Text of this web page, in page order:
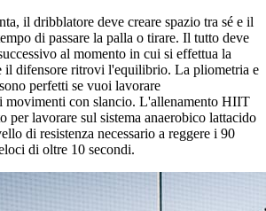
il dribblatore deve creare spazio tra sé e il
di passare la palla o tirare. Il tutto deve
al momento in cui si effettua la
il difensore ritrovi l'equilibrio. La pliometria e
perfetti se vuoi lavorare
movimenti con slancio. L'allenamento HIIT
per lavorare sul sistema anaerobico lattacido
di resistenza necessario a reggere i 90
di oltre 10 secondi.